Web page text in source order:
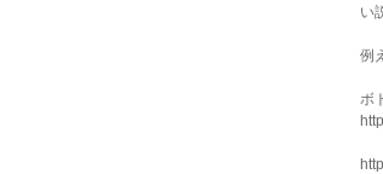
い
例
ボ